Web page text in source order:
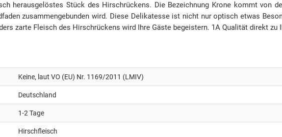
herausgelöstes Stück des Hirschrückens. Die Bezeichnung Krone kommt von
zusammengebunden wird. Diese Delikatesse ist nicht nur optisch etwas
zarte Fleisch des Hirschrückens wird Ihre Gäste begeistern. 1A Qualität direkt zu
Keine, laut VO (EU) Nr. 1169/2011 (LMIV)
Deutschland
1-2 Tage
Hirschfleisch